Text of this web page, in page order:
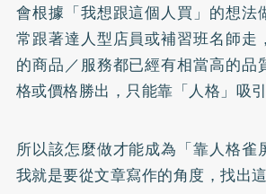
會根據「我想跟這個人買」的想法
常跟著達人型店員或補習班名師走
的商品／服務都已經有相當高的品
格或價格勝出，只能靠「人格」吸引
所以該怎麼做才能成為「靠人格雀
我就是要從文章寫作的角度，找出